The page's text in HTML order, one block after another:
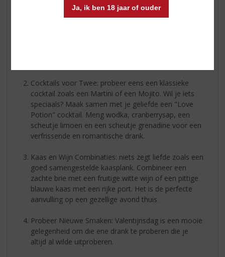
Ja, ik ben 18 jaar of ouder
Kies de Perfecte Wijn: begin je avond met een
heerlijke bubbel. Een glas sprankelende champagne
Cocktails voor Twee: probeer eens een klassieke
cocktail zoals een Martini of een Mojito. Wil je iets
speciaals? Maak samen met je geliefde een "Love
Potion" cocktail. Meng wodka, cranberrysap, een
scheutje limoen en een scheutje grenadine voor een
verfrissende en romantische drank.
Kaas en Wijn Combinaties: niets zegt liefde zoals een
goed samengestelde kaasplank. Combineer een
zachte brie met een fruitige witte wijn of een pittige
blauwe kaas met een rijke port. Het is de perfecte
aanvulling op een gezellige avond thuis.
Probeer Nieuwe Smaken: Valentijnsdag is een mooie
gelegenheid om die ene drank te proberen die je
altijd al wilde uitproberen.